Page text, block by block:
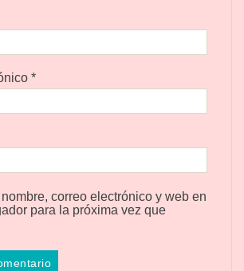
*
correo electrónico y web en
para la próxima vez que